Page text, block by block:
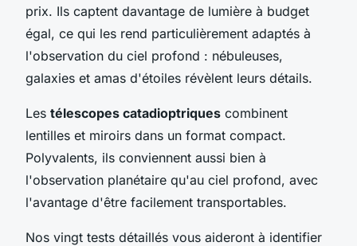
prix. Ils captent davantage de lumière à budget
égal, ce qui les rend particulièrement adaptés à
l'observation du ciel profond : nébuleuses,
galaxies et amas d'étoiles révèlent leurs détails.
Les télescopes catadioptriques combinent
lentilles et miroirs dans un format compact.
Polyvalents, ils conviennent aussi bien à
l'observation planétaire qu'au ciel profond, avec
l'avantage d'être facilement transportables.
Nos vingt tests détaillés vous aideront à identifier